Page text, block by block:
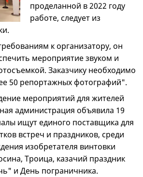
проделанной в 2022 году
работе, следует из
к организатору, он
мероприятие звуком и
Заказчику необходимо
50 репортажных фотографий".
мероприятий для жителей
администрация объявила 19
ищут единого поставщика для
встреч и праздников, среди
изобретателя винтовки
Троица, казачий праздник
и День пограничника.